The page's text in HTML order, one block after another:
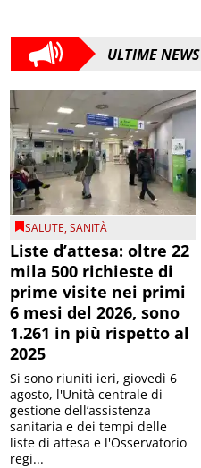
ULTIME NEWS
SALUTE,SANITÀ
Liste d’attesa: oltre 22
mila 500 richieste di
prime visite nei primi
6 mesi del 2026, sono
1.261 in più rispetto al
2025
Si sono riuniti ieri, giovedì 6
agosto, l'Unità centrale di
gestione dell’assistenza
sanitaria e dei tempi delle
liste di attesa e l'Osservatorio
regi...